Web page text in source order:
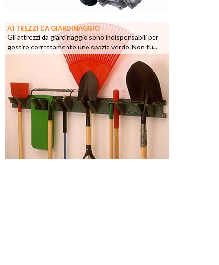
ATTREZZI DA GIARDINAGGIO
Gli attrezzi da giardinaggio sono indispensabili per
gestire correttamente uno spazio verde. Non tu...